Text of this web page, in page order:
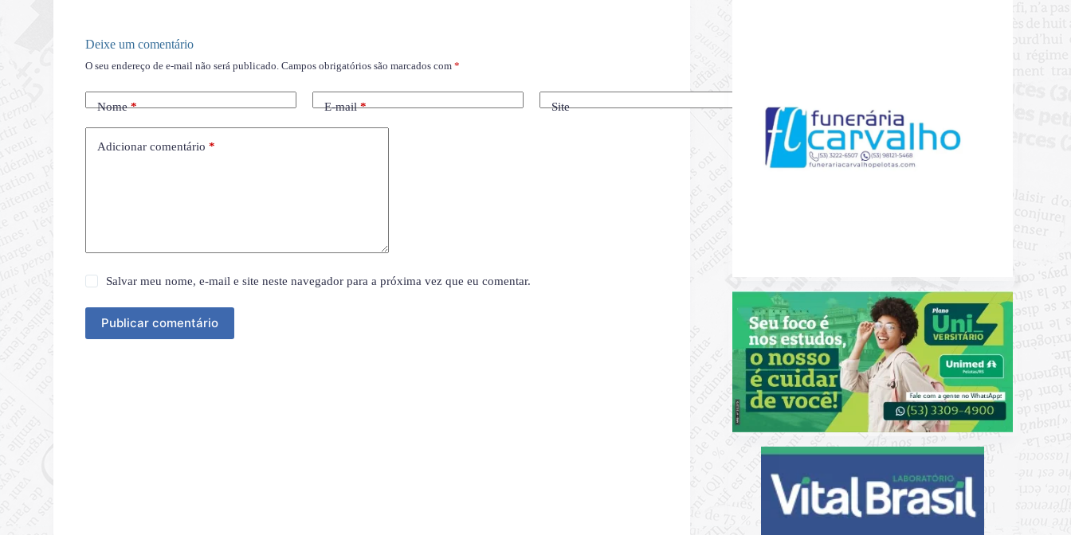
Deixe um comentário
O seu endereço de e-mail não será publicado. Campos obrigatórios são marcados com*
Nome* E-mail* Site
Adicionar comentário *
Salvar meu nome, e-mail e site neste navegador para a próxima vez que eu comentar.
Publicar comentário